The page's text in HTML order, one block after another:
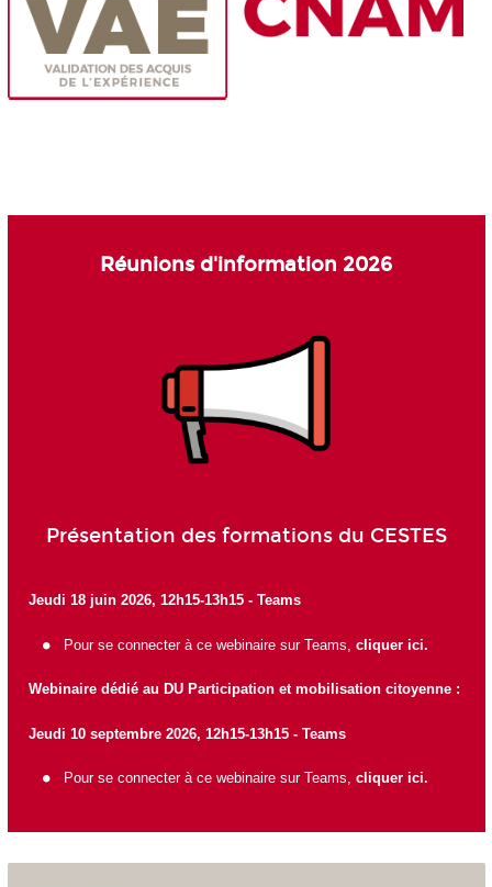
Réunions d'information 2026
Présentation des formations du CESTES
Jeudi 18 juin 2026, 12h15-13h15 - Teams
Pour se connecter à ce webinaire sur Teams, cliquer ici.
Webinaire dédié au DU Participation et mobilisation citoyenne :
Jeudi 10 septembre 2026, 12h15-13h15 - Teams
Pour se connecter à ce webinaire sur Teams, cliquer ici.